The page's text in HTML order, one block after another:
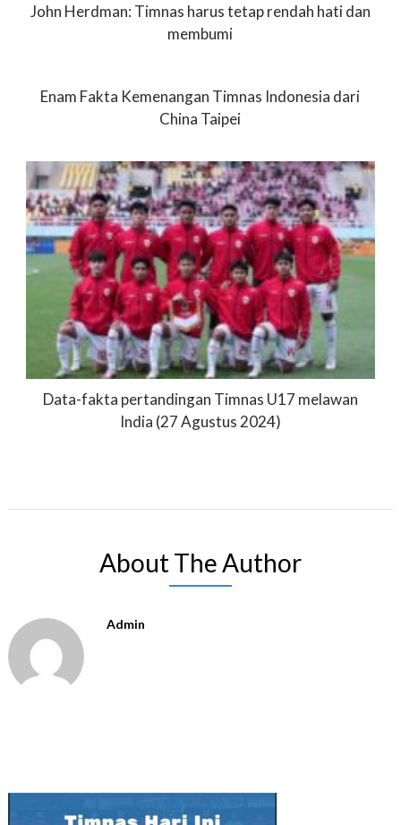
John Herdman: Timnas harus tetap rendah hati dan
membumi
Enam Fakta Kemenangan Timnas Indonesia dari
China Taipei
Data-fakta pertandingan Timnas U17 melawan
India (27 Agustus 2024)
About The Author
Admin